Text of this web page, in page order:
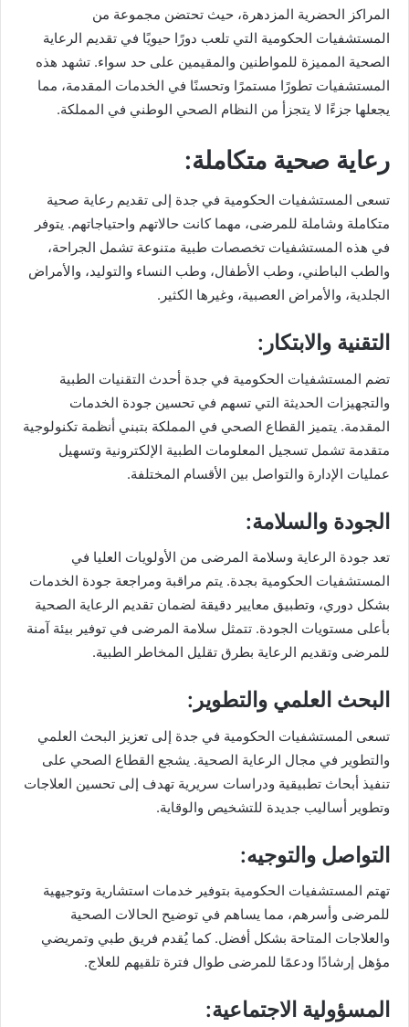
المراكز الحضرية المزدهرة، حيث تحتضن مجموعة من
المستشفيات الحكومية التي تلعب دورًا حيويًا في تقديم الرعاية
الصحية المميزة للمواطنين والمقيمين على حد سواء. تشهد هذه
المستشفيات تطورًا مستمرًا وتحسنًا في الخدمات المقدمة، مما
يجعلها جزءًا لا يتجزأ من النظام الصحي الوطني في المملكة.
رعاية صحية متكاملة:
تسعى المستشفيات الحكومية في جدة إلى تقديم رعاية صحية
متكاملة وشاملة للمرضى، مهما كانت حالاتهم واحتياجاتهم. يتوفر
في هذه المستشفيات تخصصات طبية متنوعة تشمل الجراحة،
والطب الباطني، وطب الأطفال، وطب النساء والتوليد، والأمراض
الجلدية، والأمراض العصبية، وغيرها الكثير.
التقنية والابتكار:
تضم المستشفيات الحكومية في جدة أحدث التقنيات الطبية
والتجهيزات الحديثة التي تسهم في تحسين جودة الخدمات
المقدمة. يتميز القطاع الصحي في المملكة بتبني أنظمة تكنولوجية
متقدمة تشمل تسجيل المعلومات الطبية الإلكترونية وتسهيل
عمليات الإدارة والتواصل بين الأقسام المختلفة.
الجودة والسلامة:
تعد جودة الرعاية وسلامة المرضى من الأولويات العليا في
المستشفيات الحكومية بجدة. يتم مراقبة ومراجعة جودة الخدمات
بشكل دوري، وتطبيق معايير دقيقة لضمان تقديم الرعاية الصحية
بأعلى مستويات الجودة. تتمثل سلامة المرضى في توفير بيئة آمنة
للمرضى وتقديم الرعاية بطرق تقليل المخاطر الطبية.
البحث العلمي والتطوير:
تسعى المستشفيات الحكومية في جدة إلى تعزيز البحث العلمي
والتطوير في مجال الرعاية الصحية. يشجع القطاع الصحي على
تنفيذ أبحاث تطبيقية ودراسات سريرية تهدف إلى تحسين العلاجات
وتطوير أساليب جديدة للتشخيص والوقاية.
التواصل والتوجيه:
تهتم المستشفيات الحكومية بتوفير خدمات استشارية وتوجيهية
للمرضى وأسرهم، مما يساهم في توضيح الحالات الصحية
والعلاجات المتاحة بشكل أفضل. كما يُقدم فريق طبي وتمريضي
مؤهل إرشادًا ودعمًا للمرضى طوال فترة تلقيهم للعلاج.
المسؤولية الاجتماعية: